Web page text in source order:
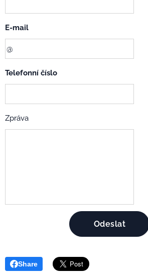
E-mail
Telefonní číslo
Zpráva
Odeslat
Share